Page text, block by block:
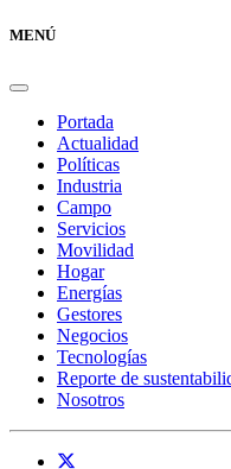
MENÚ
Portada
Actualidad
Políticas
Industria
Campo
Servicios
Movilidad
Hogar
Energías
Gestores
Negocios
Tecnologías
Reporte de
Nosotros